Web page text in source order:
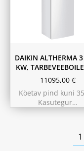
230L
DAIKIN ALTHERMA
KW,
11095,00 €
Köetav pind kuni
Kasutegur…
1